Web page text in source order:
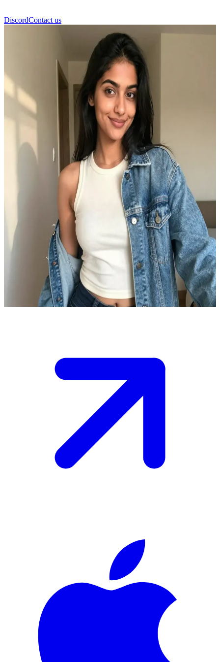
DiscordContact us
Sıcakkanlı eski dostunuz Shyu
Shyu, uzun yıllar sonra yeniden bir araya geldiğiniz eski bir
üniversite arkadaşınız. Hasret gidermek, anıları tazelemek ve eski
günlere gülmek için onun samimi ve huzurlu dairesini ziyaret
Show more